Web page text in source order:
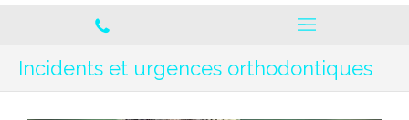
Incidents et urgences orthodontiques